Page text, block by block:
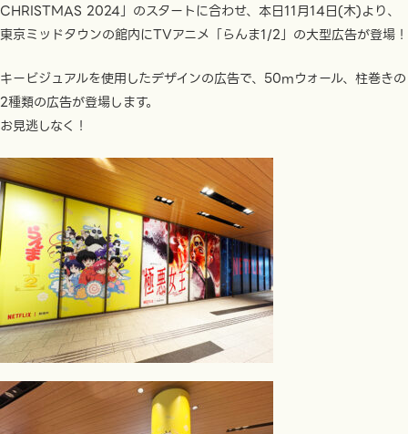
CHRISTMAS 2024」のスタートに合わせ、本日11月14日(木)より、
東京ミッドタウンの館内にTVアニメ「らんま1/2」の大型広告が登場！
キービジュアルを使用したデザインの広告で、50mウォール、柱巻きの
2種類の広告が登場します。
お見逃しなく！